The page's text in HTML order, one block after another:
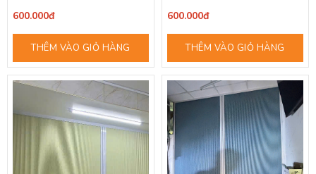
600.000đ
THÊM VÀO GIỎ HÀNG
600.000đ
THÊM VÀO GIỎ HÀNG